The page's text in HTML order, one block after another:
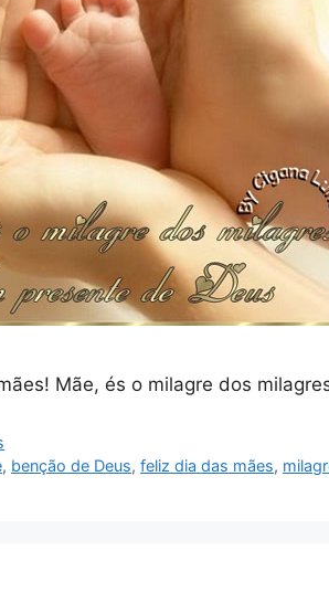
Mãe, és o milagre dos
, benção de Deus,feliz dia das mães,